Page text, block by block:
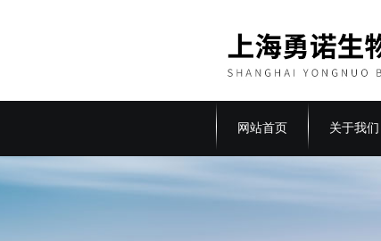
网站首页 关于我们